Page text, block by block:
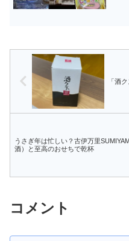
「酒
うさぎ年は忙しい？古伊万里
酒）と至高のおせちで乾杯
コメント